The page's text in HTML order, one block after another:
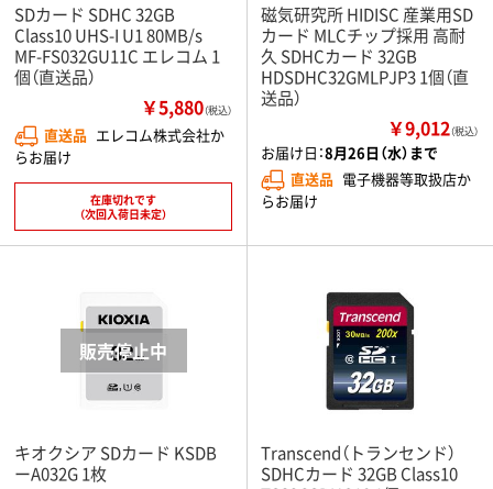
SDカード SDHC 32GB
Class10 UHS-I U1 80MB/s
MF-FS032GU11C エレコム 1
個（直送品）
￥5,880（税込）
直送品 エレコム株式会社か
らお届け
在庫切れです
（次回入荷日未定）
磁気研究所 HIDISC 産業用SD
カード MLCチップ採用 高耐
久 SDHCカード 32GB
HDSDHC32GMLPJP3 1個（直
送品）
￥9,012（税込）
お届け日：8月26日（水）まで
直送品 電子機器等取扱店か
らお届け
キオクシア SDカード KSDB
ーA032G 1枚
Transcend（トランセンド）
SDHCカード 32GB Class10